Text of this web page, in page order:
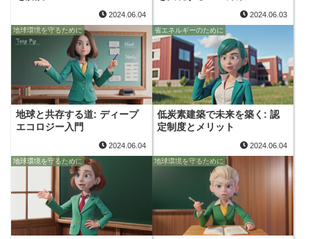
2024.06.04 2024.06.03
地球環境を守るために
地球と共存する道: ディープ
エコロジー入門
2024.06.04
省エネルギーのために
低炭素建築で未来を築く: 認
定制度とメリット
2024.06.04
地球環境を守るために 地球環境を守るために